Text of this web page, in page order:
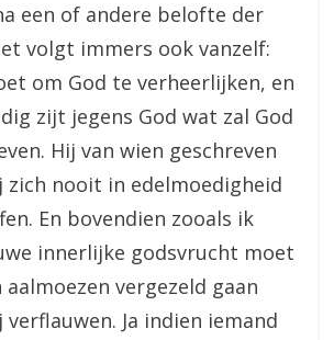
een of andere belofte der
volgt immers ook vanzelf:
om God te verheerlijken, en
zijt jegens God wat zal God
Hij van wien geschreven
zich nooit in edelmoedigheid
En bovendien zooals ik
innerlijke godsvrucht moet
vergezeld gaan
verflauwen. Ja indien iemand